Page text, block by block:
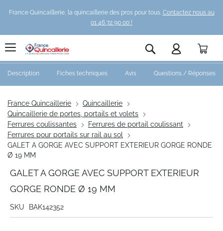
France Quincaillerie, la quincaillerie des pros pour tous. Contactez nous au
01 46 72 90 00 !
Rechercher
France Quincaillerie
Quincaillerie
Quincaillerie de portes, portails et volets
Ferrures coulissantes
Ferrures de portail coulissant
Ferrures pour portails sur rail au sol
GALET A GORGE AVEC SUPPORT EXTERIEUR GORGE RONDE
Ø 19 MM
GALET A GORGE AVEC SUPPORT EXTERIEUR
GORGE RONDE Ø 19 MM
SKU
BAK142352
Description Fiches techniques Avis Questions / Réponses